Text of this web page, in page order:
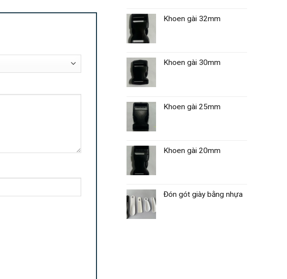
Khoen gài 32mm
Khoen gài 30mm
Khoen gài 25mm
Khoen gài 20mm
Đón gót giày bằng nhựa